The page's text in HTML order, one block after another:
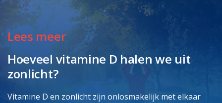
Lees meer
Hoeveel vitamine D halen we uit
zonlicht?
Vitamine D en zonlicht zijn onlosmakelijk met elkaar